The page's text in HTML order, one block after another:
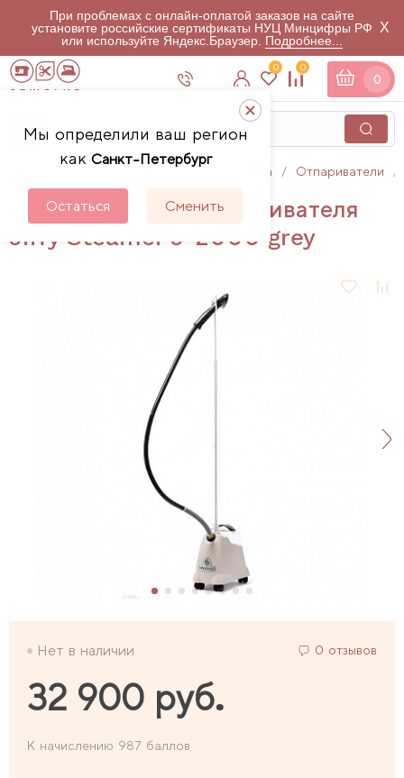
При проблемах с онлайн-оплатой заказов на сайте
установите российские сертификаты НУЦ Минцифры РФ
или используйте Яндекс.Браузер. Подробнее...
X
Мы определили ваш регион
как Санкт-Петербург
Остаться Сменить
0 0
0
Гладильная техника Отпариватели
Инструкции для отпаривателя
Jiffy Steamer J-2000 grey
Нет в наличии 0 отзывов
32 900 руб.
К начислению 987 баллов